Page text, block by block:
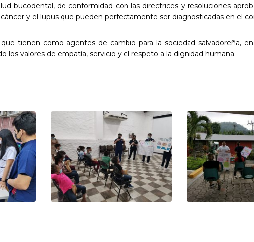
bucodental, de conformidad con las directrices y resoluciones
y el lupus que pueden perfectamente ser diagnosticadas en el
tienen como agentes de cambio para la sociedad salvadoreña,
los valores de empatía, servicio y el respeto a la dignidad humana.